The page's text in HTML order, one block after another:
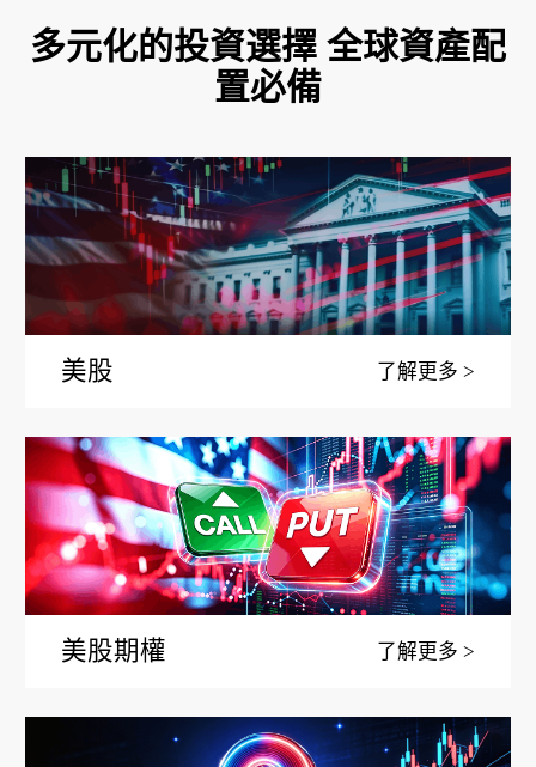
多元化的投資選擇 全球資產配
置必備
美股 了解更多
美股期權 了解更多